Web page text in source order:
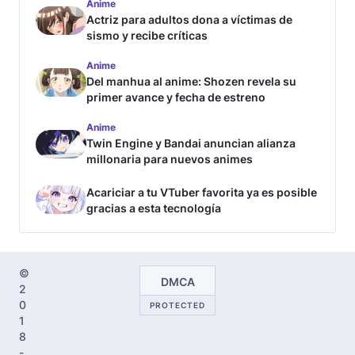
Anime
Actriz para adultos dona a víctimas de
sismo y recibe críticas
Anime
Del manhua al anime: Shozen revela su
primer avance y fecha de estreno
Anime
Twin Engine y Bandai anuncian alianza
millonaria para nuevos animes
Acariciar a tu VTuber favorita ya es posible
gracias a esta tecnología
©
2
0
1
8
DMCA
PROTECTED